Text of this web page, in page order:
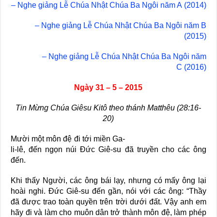
– Nghe giảng Lễ Chúa Nhật Chúa Ba Ngôi năm A (2014)
– Nghe giảng Lễ Chúa Nhật Chúa Ba Ngôi năm B
(2015)
– Nghe giảng Lễ Chúa Nhật Chúa Ba Ngôi năm
C (2016)
Ngày 31 – 5 – 2015
Tin Mừng Chúa Giêsu Kitô theo thánh Matthêu (28:16-
20)
Mười một môn đệ đi tới miền Ga-
li-lê, đến ngọn núi Đức Giê-su đã truyền cho các ông
đến.
Khi thấy Người, các ông bái lạy, nhưng có mấy ông lại
hoài nghi. Đức Giê-su đến gần, nói với các ông: “Thầy
đã được trao toàn quyền trên trời dưới đất. Vậy anh em
hãy đi và làm cho muôn dân trở thành môn đệ, làm phép